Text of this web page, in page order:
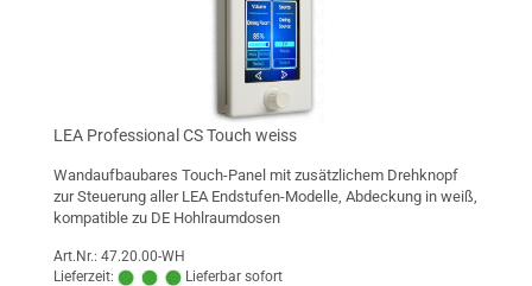
LEA Professional CS Touch weiss
Wandaufbaubares Touch-Panel mit zusätzlichem Drehknopf
zur Steuerung aller LEA Endstufen-Modelle, Abdeckung in weiß,
kompatible zu DE Hohlraumdosen
Art.Nr.: 47.20.00-WH
Lieferzeit:
Lieferbar sofort